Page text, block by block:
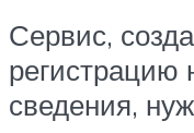
Сервис,
регистрацию
сведения,